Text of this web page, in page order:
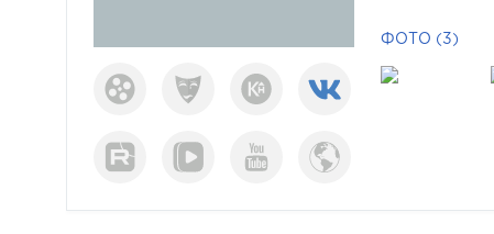
Размер обуви
Длина волос
ФОТО (3)